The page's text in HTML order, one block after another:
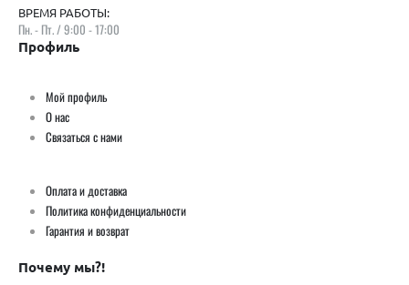
ВРЕМЯ РАБОТЫ:
Пн. - Пт. / 9:00 - 17:00
Профиль
Мой профиль
О нас
Связаться с нами
Оплата и доставка
Политика конфиденциальности
Гарантия и возврат
Почему мы?!